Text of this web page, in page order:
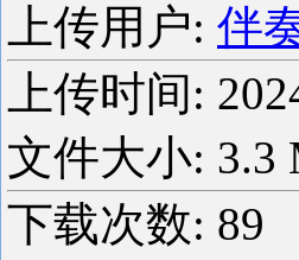
上传用户: 伴
上传时间:
文件大小: 3.3
下载次数: 89